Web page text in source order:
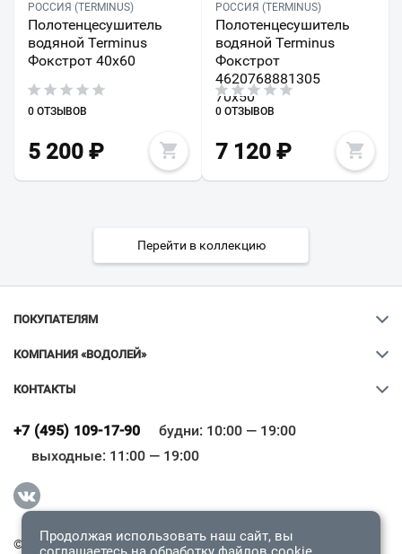
РОССИЯ (TERMINUS)
Полотенцесушитель
водяной Terminus
Фокстрот 40х60
0 ОТЗЫВОВ
5 200 ₽
РОССИЯ (TERMINUS)
Полотенцесушитель
водяной Terminus
Фокстрот
4620768881305
70х50
0 ОТЗЫВОВ
7 120₽
Перейти в коллекцию
ПОКУПАТЕЛЯМ
КОМПАНИЯ «ВОДОЛЕЙ»
КОНТАКТЫ
+7 (495) 109-17-90
будни: 10:00 — 19:00
выходные: 11:00 — 19:00
© 2009-2026 «Водолей Онлайн». Все права защищены.
Всё верно
Продолжая использовать наш сайт, вы